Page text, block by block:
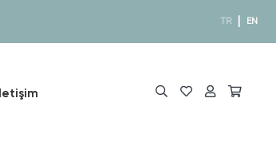
TR EN
İletişim